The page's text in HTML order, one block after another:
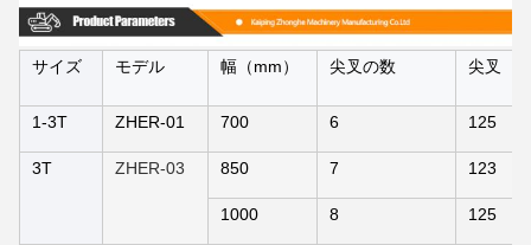
サイズ モデル 幅（mm） 尖叉の数 尖叉（
1-3T ZHER-01 700 6 125
3T ZHER-03 850 7 123
1000 8 125